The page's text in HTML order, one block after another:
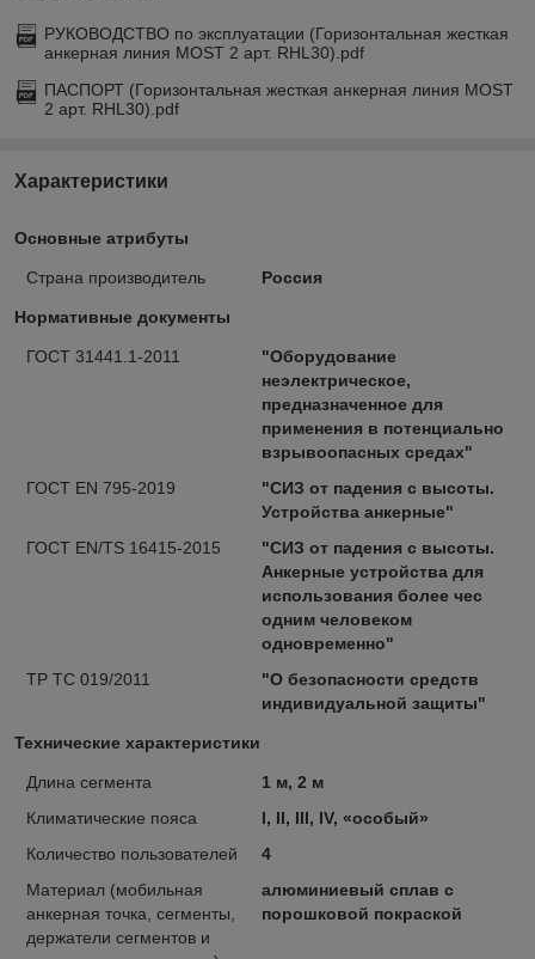
РУКОВОДСТВО по эксплуатации (Горизонтальная жесткая
анкерная линия MOST 2 арт. RHL30).pdf
ПАСПОРТ (Горизонтальная жесткая анкерная линия MOST
2 арт. RHL30).pdf
Характеристики
Основные атрибуты
Страна производитель Россия
Нормативные документы
ГОСТ 31441.1-2011
"Оборудование
неэлектрическое,
предназначенное для
применения в потенциально
взрывоопасных средах"
ГОСТ EN 795-2019
"СИЗ от падения с высоты.
Устройства анкерные"
ГОСТ EN/TS 16415-2015
"СИЗ от падения с высоты.
Анкерные устройства для
использования более чес
одним человеком
одновременно"
ТР ТС 019/2011
"О безопасности средств
индивидуальной защиты"
Технические характеристики
Длина сегмента
1 м, 2 м
Климатические пояса
I, II, III, IV, «особый»
Количество пользователей
4
Материал (мобильная
анкерная точка, сегменты,
держатели сегментов и
алюминиевый сплав с
порошковой покраской